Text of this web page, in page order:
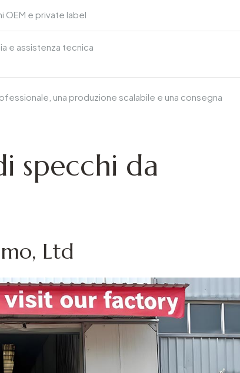
OEM e private label
e assistenza tecnica
una produzione scalabile e una consegna
specchi da
Ltd